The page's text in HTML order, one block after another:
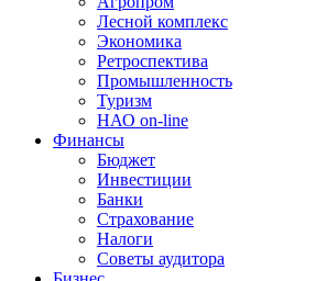
Лесной комплекс
Экономика
Ретроспектива
Промышленность
Туризм
НАО on-line
Финансы
Бюджет
Инвестиции
Банки
Страхование
Налоги
Советы аудитора